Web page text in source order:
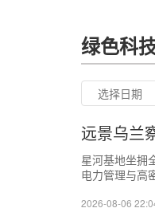
绿色科
26
27
28
29
30
31
1
2
3
4
5
6
7
8
9
10
11
12
13
14
15
16
17
18
19
20
21
22
23
24
25
26
27
28
29
30
31
1
2
3
4
5
远景乌兰
星河基地坐拥
电力管理与高
2026-08-06